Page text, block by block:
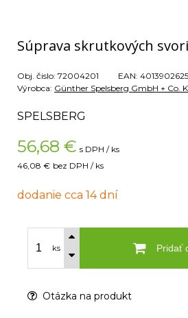
Súprava skrutkových
Obj. čislo: 72004201 EAN:
Výrobca: Günther Spelsberg GmbH + Co.
SPELSBERG
56,68 € s DPH / ks
46,08 € bez DPH / ks
dodanie cca 14 dní
ks Pridať
Otázka na produkt